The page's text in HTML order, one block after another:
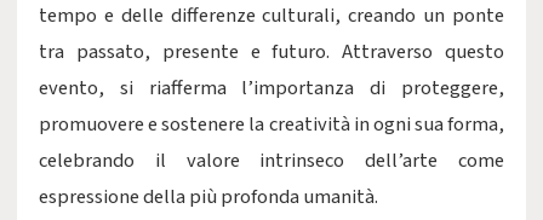
tempo e delle differenze culturali, creando un ponte
tra passato, presente e futuro. Attraverso questo
evento, si riafferma l’importanza di proteggere,
promuovere e sostenere la creatività in ogni sua forma,
celebrando il valore intrinseco dell’arte come
espressione della più profonda umanità.